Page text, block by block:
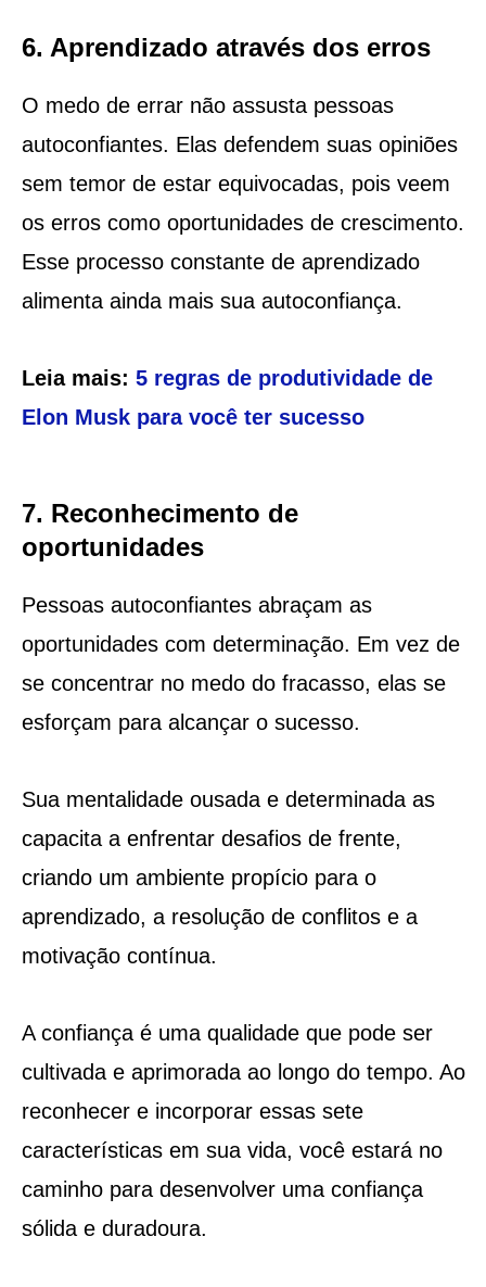
6. Aprendizado através dos erros
O medo de errar não assusta pessoas
autoconfiantes. Elas defendem suas opiniões
sem temor de estar equivocadas, pois veem
os erros como oportunidades de crescimento.
Esse processo constante de aprendizado
alimenta ainda mais sua autoconfiança.
Leia mais: 5 regras de produtividade de
Elon Musk para você ter sucesso
7. Reconhecimento de
oportunidades
Pessoas autoconfiantes abraçam as
oportunidades com determinação. Em vez de
se concentrar no medo do fracasso, elas se
esforçam para alcançar o sucesso.
Sua mentalidade ousada e determinada as
capacita a enfrentar desafios de frente,
criando um ambiente propício para o
aprendizado, a resolução de conflitos e a
motivação contínua.
A confiança é uma qualidade que pode ser
cultivada e aprimorada ao longo do tempo. Ao
reconhecer e incorporar essas sete
características em sua vida, você estará no
caminho para desenvolver uma confiança
sólida e duradoura.